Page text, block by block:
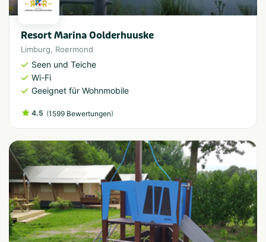
Resort Marina Oolderhuuske
Limburg, Roermond
Seen und Teiche
Wi-Fi
Geeignet für Wohnmobile
4.5 (1599 Bewertungen)